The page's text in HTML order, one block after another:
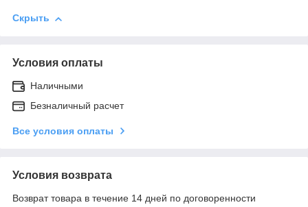
Скрыть
Условия оплаты
Наличными
Безналичный расчет
Все условия оплаты
Условия возврата
Возврат товара в течение 14 дней по договоренности